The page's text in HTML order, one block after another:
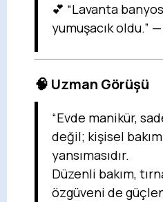
💕 “Lavanta
yumuşacık oldu.” —
🧠 Uzman Görüşü
“Evde manikür,
değil; kişisel
yansımasıdır.
Düzenli bakım,
özgüveni de